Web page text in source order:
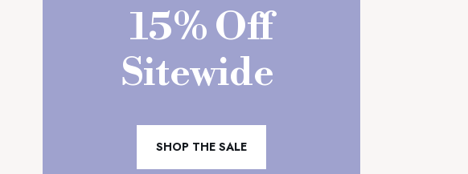
15% Off
Sitewide
SHOP THE SALE